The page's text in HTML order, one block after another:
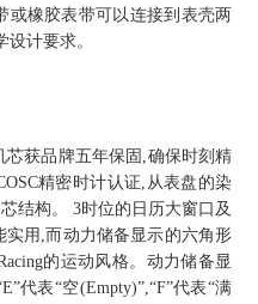
或橡胶表带可以连接到表壳两
计要求。
芯获品牌五年保固,确保时刻精
精密时计认证,从表盘的染
结构。 3时位的日历大窗口及
用,而动力储备显示的六角形
的运动风格。动力储备显
代表“空(Empty)”,“F”代表“满